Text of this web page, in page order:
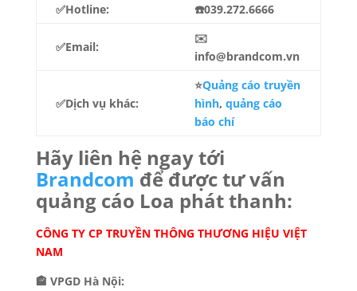
✅Hotline: ☎️039.272.6666
✅Email:
✉️
info@brandcom.vn
✅Dịch vụ khác:
⭐Quảng cáo truyền
hình, quảng cáo
báo chí
Hãy liên hệ ngay tới
Brandcomđể được tư vấn
quảng cáo Loa phát thanh:
CÔNG TY CP TRUYỀN THÔNG THƯƠNG HIỆU VIỆT
NAM
🏤 VPGD Hà Nội: